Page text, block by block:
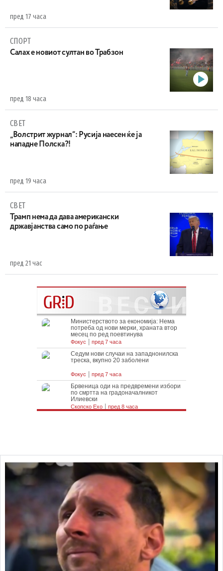
пред 17 часа
СПОРТ
Салах е новиот султан во Трабзон
пред 18 часа
СВЕТ
„Волстрит журнал“: Русија наесен ќе ја
нападне Полска?!
пред 19 часа
СВЕТ
Трамп нема да дава американски
државјанства само по раѓање
пред 21 час